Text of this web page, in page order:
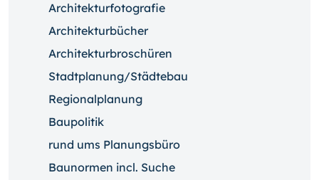
Architekturfotografie
Architekturbücher
Architekturbroschüren
Stadtplanung/Städtebau
Regionalplanung
Baupolitik
rund ums Planungsbüro
Baunormen incl. Suche